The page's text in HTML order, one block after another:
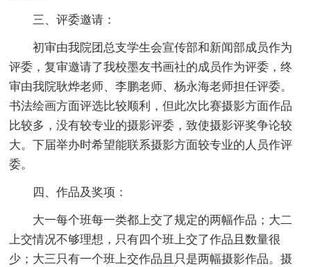
三、评委邀请：
初审由我院团总支学生会宣传部和新闻部成员作为
评委，复审邀请了我校墨友书画社的成员作为评委，终
审由我院耿烨老师、李鹏老师、杨永海老师担任评委。
书法绘画方面评选比较顺利，但此次比赛摄影方面作品
比较多，没有较专业的摄影评委，致使摄影评奖争论较
大。下届举办时希望能联系摄影方面较专业的人员作评
委。
四、作品及奖项：
大一每个班每一类都上交了规定的两幅作品；大二
上交情况不够理想，只有四个班上交了作品且数量很
少；大三只有一个班上交作品且只是两幅摄影作品。摄